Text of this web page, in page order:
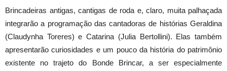
Brincadeiras antigas, cantigas de roda e, claro, muita palhaçada
integrarão a programação das cantadoras de histórias Geraldina
(Claudynha Toreres) e Catarina (Julia Bertollini). Elas também
apresentarão curiosidades e um pouco da história do patrimônio
existente no trajeto do Bonde Brincar, a ser especialmente